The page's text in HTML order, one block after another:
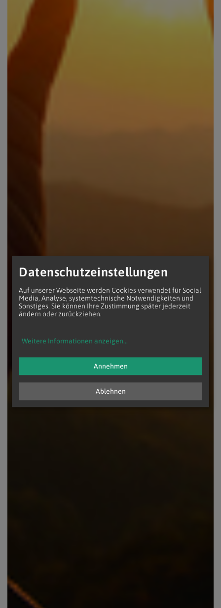
Datenschutzeinstellungen
Auf unserer Webseite werden Cookies verwendet für Social
Media, Analyse, systemtechnische Notwendigkeiten und
Sonstiges. Sie können Ihre Zustimmung später jederzeit
ändern oder zurückziehen.
Weitere Informationen anzeigen...
Ablehnen
Annehmen